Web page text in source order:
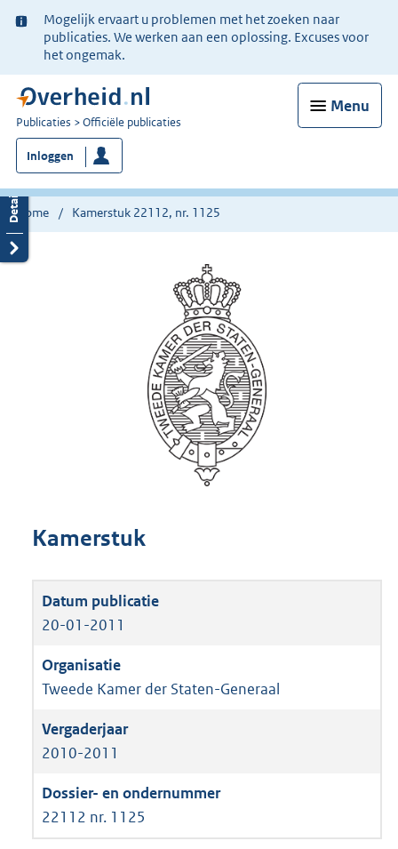
Ter
informatie:
Mogelijk ervaart u problemen met het zoeken naar
publicaties. We werken aan een oplossing. Excuses voor
het ongemak.
Menu
U
bent
nu
hier:
Publicaties Officiële publicaties
Inloggen
Home Kamerstuk 22112, nr. 1125
Kamerstuk
20-01-2011
Tweede Kamer der Staten-Generaal
2010-2011
22112 nr. 1125